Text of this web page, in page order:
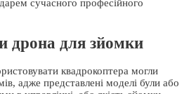
сучасного професійного
дрона для зйомки
квадрокоптера могли
адже представлені моделі були або